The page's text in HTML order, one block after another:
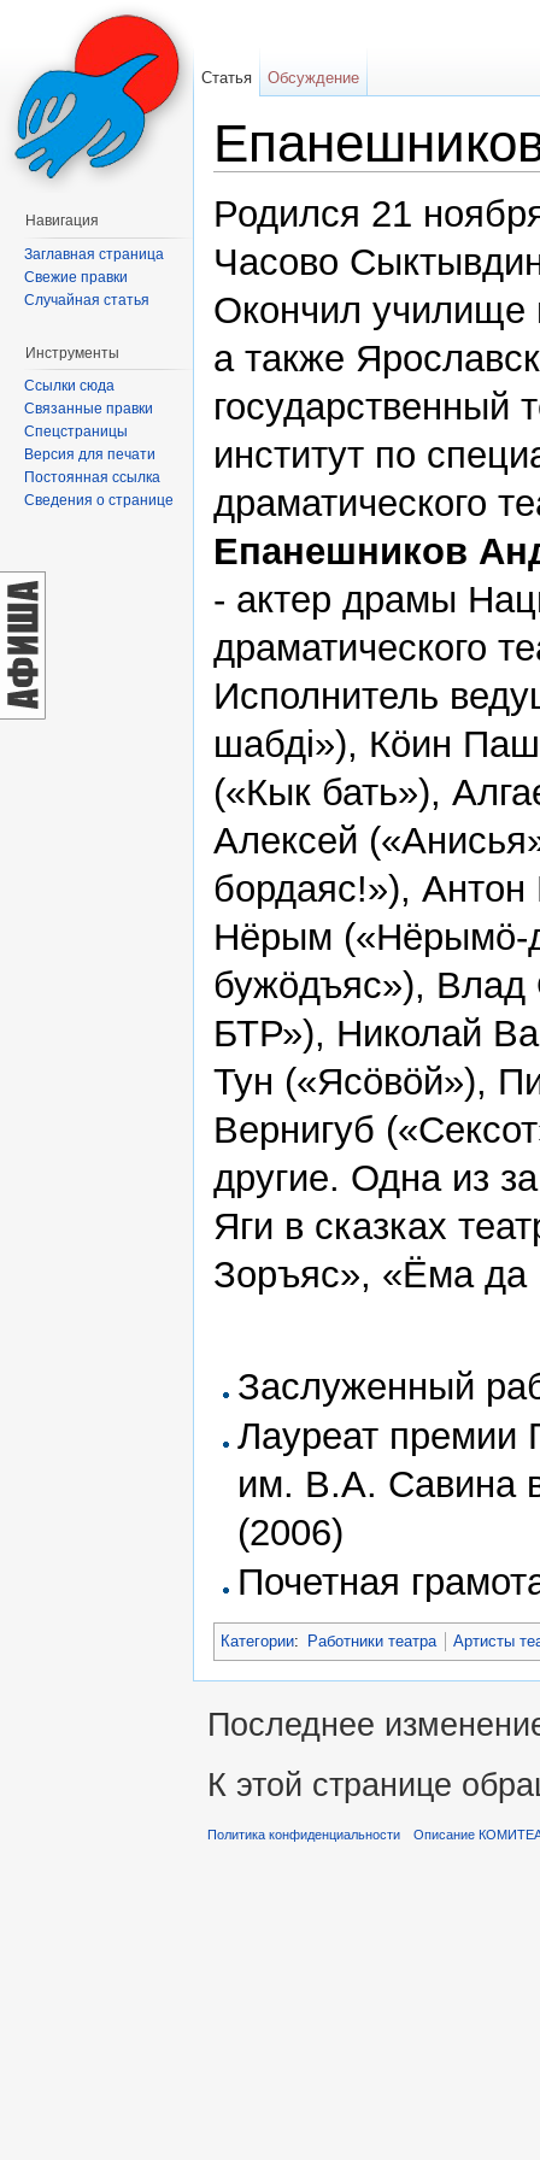
Родился 21
Часово
Окончил училище
а также
государственный
институт по
драматического
Епанешников
- актер драмы
драматического
Исполнитель
шабдi»), Кöин Паш
(«Кык бать»),
Алексей
бордаяс!»), Антон
Нёрым («Нёрымö-
бужöдъяс»),
БТР»), Николай
Тун («Ясöвöй»),
Вернигуб
другие. Одна из
Яги в сказках
Зоръяс», «Ёма да
Заслуженный
Лауреат премии
им. В.А. Савина
(2006)
Почетная
Категории: Работники театра Артисты
Статья Обсуждение
Навигация
Заглавная страница
Свежие правки
Случайная статья
Инструменты
Ссылки сюда
Связанные правки
Спецстраницы
Версия для печати
Постоянная ссылка
Сведения о странице
Последнее
К этой странице
Политика конфиденциальности Описание